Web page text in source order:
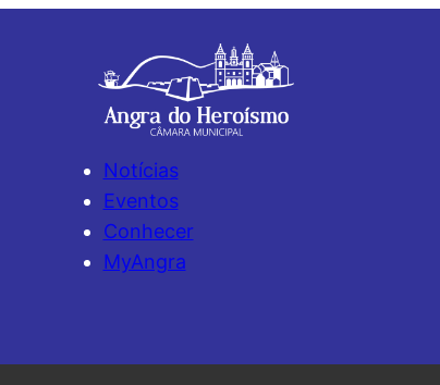
Notícias
Eventos
Conhecer
MyAngra